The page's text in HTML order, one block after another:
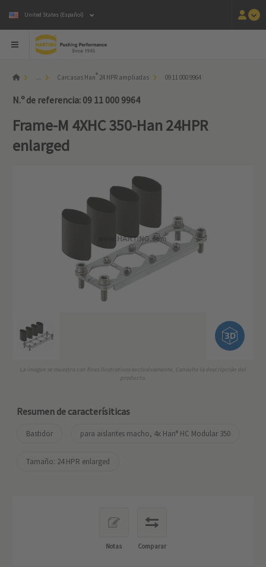
United States (Español)
... Carcasas Han® 24 HPR ampliadas 09 11 000 9964
N.º de referencia: 09 11 000 9964
Frame-M 4XHC 350-Han 24HPR
enlarged
La imagen se muestra con fines ilustrativos exclusivamente. Consulte la descripción del
producto.
Resumen de caracterísiticas
Bastidor para aislantes macho, 4x Han® HC Modular 350
Tamaño: 24 HPR enlarged
Notas Comparar